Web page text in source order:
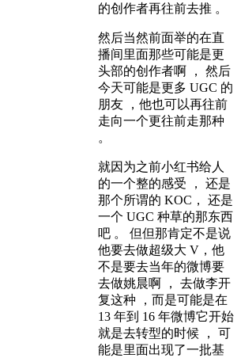
的创作者再往前去推 。
然后当然前面举的在直
播间里面那些可能是更
头部的创作者啊 ， 然后
今天可能是更多 UGC 的
朋友 ，他也可以再往前
走向一个更往前走那种
。
就因为之前小红书给人
的一个整的感受 ， 还是
那个所谓的 KOC， 还是
一个 UGC 种草的那东西
吧 。 但但那肯定不是说
他要去做超级大 V，他
不是要去当年的微博要
去做姚晨啊 ， 去做李开
复这种 ，而是可能是在
13 年到 16 年微博它开始
就是去转型的时候 ， 可
能是里面出现了一批基